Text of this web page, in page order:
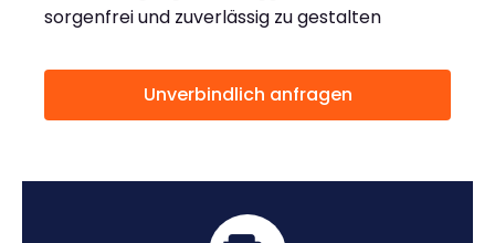
sorgenfrei und zuverlässig zu gestalten
Unverbindlich anfragen